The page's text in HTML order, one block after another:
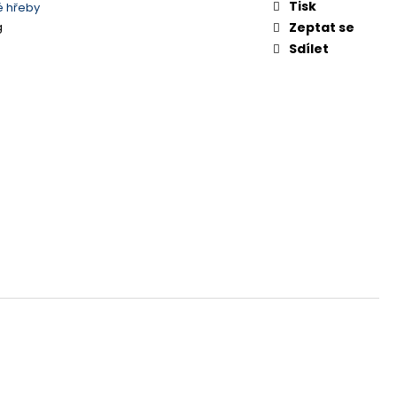
hřeby
Tisk
Zeptat se
Sdílet
OSTŘÍ